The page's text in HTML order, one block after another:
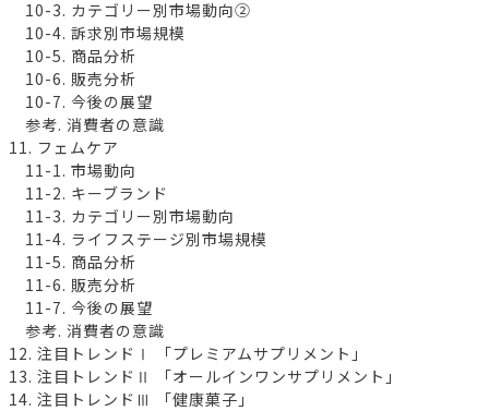
10-3. カテゴリー別市場動向②
10-4. 訴求別市場規模
10-5. 商品分析
10-6. 販売分析
10-7. 今後の展望
参考. 消費者の意識
11. フェムケア
11-1. 市場動向
11-2. キーブランド
11-3. カテゴリー別市場動向
11-4. ライフステージ別市場規模
11-5. 商品分析
11-6. 販売分析
11-7. 今後の展望
参考. 消費者の意識
12. 注目トレンドⅠ 「プレミアムサプリメント」
13. 注目トレンドⅡ 「オールインワンサプリメント」
14. 注目トレンドⅢ 「健康菓子」